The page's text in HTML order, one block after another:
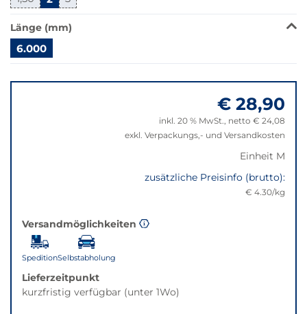
wechselt
der
Filter
auf
Länge (mm)
6.000
zu
€ 28,90
inkl. 20 % MwSt., netto € 24,08
exkl. Verpackungs,- und Versandkosten
Einheit M
zusätzliche Preisinfo (brutto):
€ 4.30/kg
Versandmöglichkeiten
SpeditionSelbstabholung
Lieferzeitpunkt
kurzfristig verfügbar (unter 1Wo)